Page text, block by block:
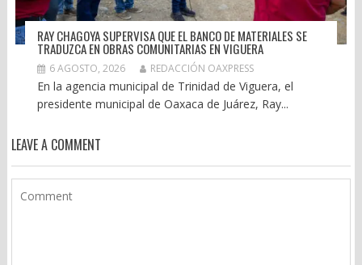
RAY CHAGOYA SUPERVISA QUE EL BANCO DE MATERIALES SE
TRADUZCA EN OBRAS COMUNITARIAS EN VIGUERA
6 AGOSTO, 2026 REDACCIÓN OAXPRESS
En la agencia municipal de Trinidad de Viguera, el
presidente municipal de Oaxaca de Juárez, Ray...
LEAVE A COMMENT